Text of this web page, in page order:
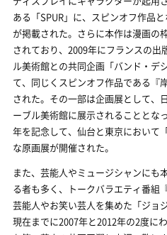
ある「SPUR」に、スピンオフ作品
が掲載された。さらに本作は漫画の
されており、2009年にフランスの
ル美術館との共同企画「バンド・デ
て、同じくスピンオフ作品である『
された。その一部は企画展として、
ーブル美術館に展示されることとな
年を記念して、仙台と東京において
な原画展が開催された。
また、芸能人やミュージシャンにも
る者も多く、トークバラエティ番組
芸能人やお笑い芸人を集めた「ジョ
現在までに2007年と2012年の2度に